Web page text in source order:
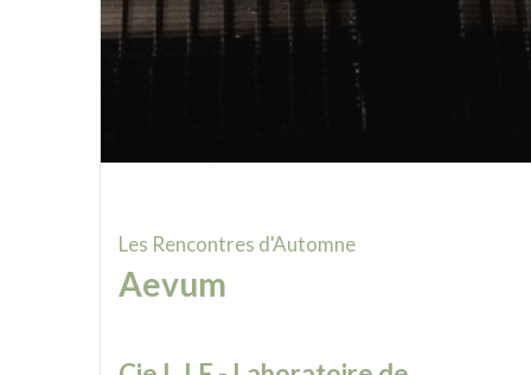
Les Rencontres d'Automne
Aevum